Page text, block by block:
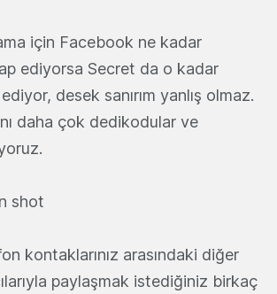
için Facebook ne kadar
ediyorsa Secret da o kadar
desek sanırım yanlış olmaz.
daha çok dedikodular ve
kontaklarınız arasındaki diğer
paylaşmak istediğiniz birkaç